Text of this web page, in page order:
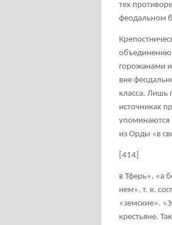
тех
феодальном
объединению
горожанами
вне
класса. Лишь
источниках
упоминаются
из Орды «в
[414]
в Тферь», «а
нем», т. е.
«земские».
крестьяне.